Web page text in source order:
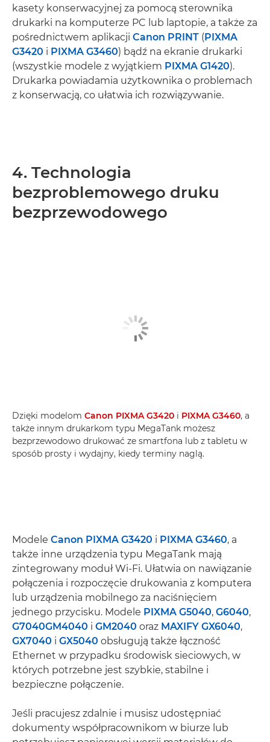
kasety konserwacyjnej za pomocą sterownika
drukarki na komputerze PC lub laptopie, a także za
pośrednictwem aplikacji Canon PRINT (PIXMA
G3420 i PIXMA G3460) bądź na ekranie drukarki
(wszystkie modele z wyjątkiem PIXMA G1420).
Drukarka powiadamia użytkownika o problemach
z konserwacją, co ułatwia ich rozwiązywanie.
4. Technologia
bezproblemowego druku
bezprzewodowego
Dzięki modelom Canon PIXMA G3420 i PIXMA G3460, a
także innym drukarkom typu MegaTank możesz
bezprzewodowo drukować ze smartfona lub z tabletu w
sposób prosty i wydajny, kiedy terminy naglą.
Modele Canon PIXMA G3420 i PIXMA G3460, a
także inne urządzenia typu MegaTank mają
zintegrowany moduł Wi-Fi. Ułatwia on nawiązanie
połączenia i rozpoczęcie drukowania z komputera
lub urządzenia mobilnego za naciśnięciem
jednego przycisku. Modele PIXMA G5040, G6040,
G7040GM4040 i GM2040 oraz MAXIFY GX6040,
GX7040 i GX5040 obsługują także łączność
Ethernet w przypadku środowisk sieciowych, w
których potrzebne jest szybkie, stabilne i
bezpieczne połączenie.
Jeśli pracujesz zdalnie i musisz udostępniać
dokumenty współpracownikom w biurze lub